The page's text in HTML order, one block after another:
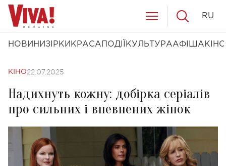
НОВИНИ ЗІРКИ КРАСА ПОДІЇ КУЛЬТУРААФІША КІНО
RU
КІНО22.07.2025
Надихнуть кожну: добірка серіалів
про сильних і впевнених жінок